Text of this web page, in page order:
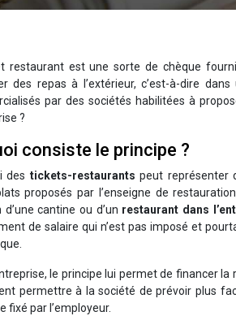
restaurant est une sorte de chèque
des repas à l’extérieur, c’est-à-dire
par des sociétés habilitées à
?
consiste le principe ?
des tickets-restaurants peut représenter
proposés par l’enseigne de
cantine ou d’un restaurant dans
de salaire qui n’est pas imposé et
le principe lui permet de financer
permettre à la société de prévoir plus
fixé par l’employeur.